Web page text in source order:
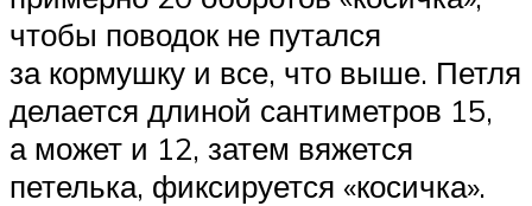
чтобы поводок не путался
за кормушку и все, что выше. Петля
делается длиной сантиметров 15,
а может и 12, затем вяжется
петелька, фиксируется «косичка».